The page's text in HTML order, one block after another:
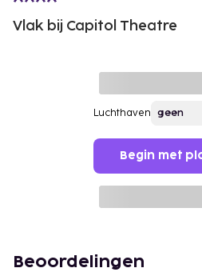
Vlak bij Capitol Theatre
Luchthaven
Begin met
Beoordelingen